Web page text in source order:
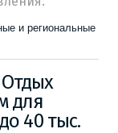
и региональные
для
40 тыс.